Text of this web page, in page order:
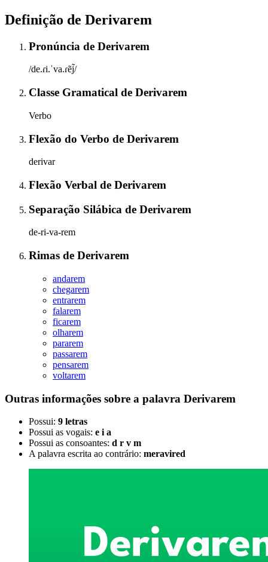
Definição de Derivarem
Pronúncia de Derivarem
/de.ɾi.ˈva.ɾẽj̃/
Classe Gramatical de Derivarem
Verbo
Flexão do Verbo de Derivarem
derivar
Flexão Verbal de Derivarem
Separação Silábica de Derivarem
de-ri-va-rem
Rimas de Derivarem
andarem
chegarem
entrarem
falarem
ficarem
olharem
pararem
passarem
pensarem
voltarem
Outras informações sobre a palavra Derivarem
Possui: 9 letras
Possui as vogais: e i a
Possui as consoantes: d r v m
A palavra escrita ao contrário: meravired